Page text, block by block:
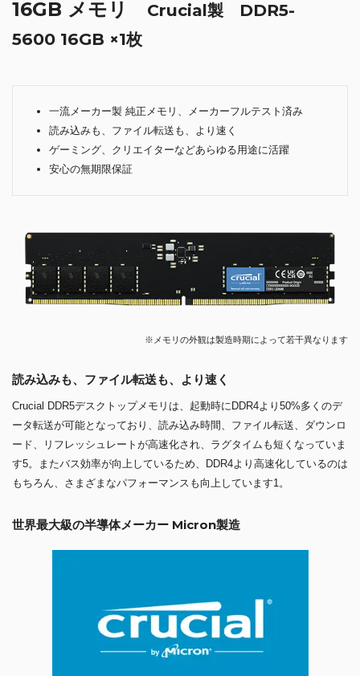
16GB メモリ
Crucial製 DDR5-
5600 16GB ×1枚
一流メーカー製 純正メモリ、メーカーフルテスト済み
読み込みも、ファイル転送も、より速く
ゲーミング、クリエイターなどあらゆる用途に活躍
安心の無期限保証
※メモリの外観は製造時期によって若干異なります
読み込みも、ファイル転送も、より速く
Crucial DDR5デスクトップメモリは、起動時にDDR4より50%多くのデ
ータ転送が可能となっており、読み込み時間、ファイル転送、ダウンロ
ード、リフレッシュレートが高速化され、ラグタイムも短くなっていま
す5。またバス効率が向上しているため、DDR4より高速化しているのは
もちろん、さまざまなパフォーマンスも向上しています1。
世界最大級の半導体メーカー Micron製造